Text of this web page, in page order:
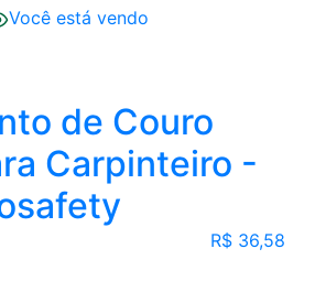
Você está vendo
de Couro
Carpinteiro -
R$ 36,58